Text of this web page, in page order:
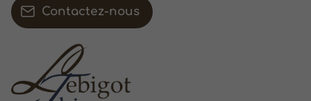
Contactez-nous